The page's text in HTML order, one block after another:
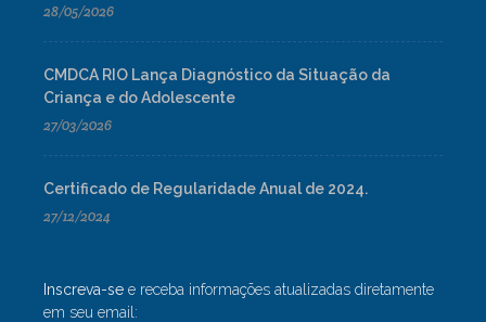
28/05/2026
CMDCA RIO Lança Diagnóstico da Situação da
Criança e do Adolescente
27/03/2026
Certificado de Regularidade Anual de 2024.
27/12/2024
Inscreva-se e receba informações atualizadas diretamente
em seu email: